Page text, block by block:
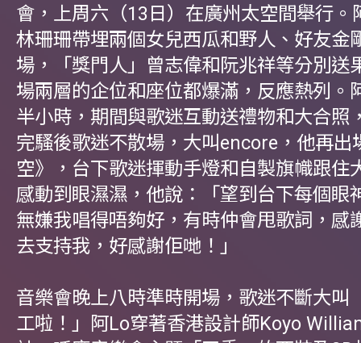
會，上周六（13日）在廣州太空間舉行。
林珊珊帶埋兩個女兒西瓜和野人、好友金
場，「獎門人」曾志偉和阮兆祥等分別送
場兩層的企位和座位都爆滿，反應熱列。
半小時，期間與歌迷互動送禮物和大合照
完騷後歌迷不散場，大叫encore，他再出
空》，台下歌迷揮動手燈和自製旗幟跟住
感動到眼濕濕，他說：「望到台下每個眼
無嫌我唱得唔夠好，有時仲會甩歌詞，感
去支持我，好感謝佢哋！」
音樂會晚上八時準時開場，歌迷不斷大叫
工啦！」阿Lo穿著香港設計師Koyo